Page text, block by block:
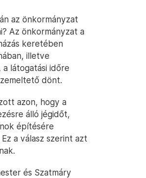
az önkormányzat
Az önkormányzat a
keretében
illetve
látogatási időre
dönt.
azon, hogy a
álló jégidőt,
építésére
a válasz szerint azt
és Szatmáry